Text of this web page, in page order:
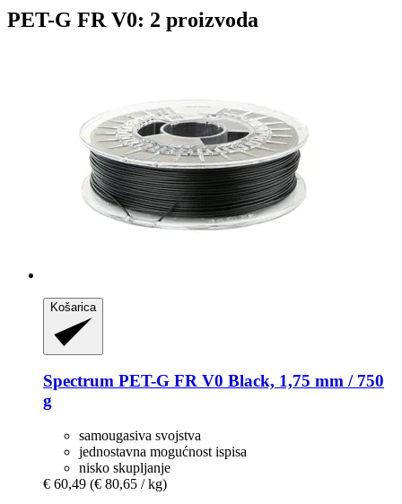
PET-G FR V0: 2 proizvoda
Košarica
Spectrum PET-​G FR V0 Black, 1,75 mm / 750
g
samougasiva svojstva
jednostavna mogućnost ispisa
nisko skupljanje
€ 60,49 (€ 80,65 / kg)